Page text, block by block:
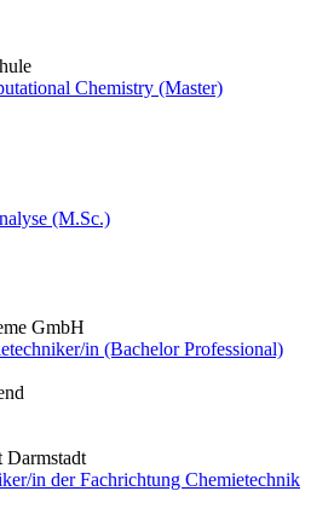
Chemistry (Master)
(M.Sc.)
GmbH
in (Bachelor Professional)
Darmstadt
in der Fachrichtung Chemietechnik